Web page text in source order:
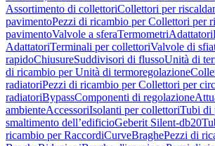
Assortimento di collettoriCollettori per
pavimentoPezzi di ricambio per Collettori per
pavimentoValvole a sferaTermometriAdattatori
AdattatoriTerminali per collettoriValvole di
rapidoChiusureSuddivisori di flussoUnità di
di ricambio per Unità di termoregolazione
radiatoriPezzi di ricambio per Collettori per
radiatoriBypassComponenti di regolazione
ambienteAccessoriIsolanti per collettoriTubi di
smaltimento dell’edificioGeberit Silent-db20
ricambio per RaccordiCurveBraghePezzi di